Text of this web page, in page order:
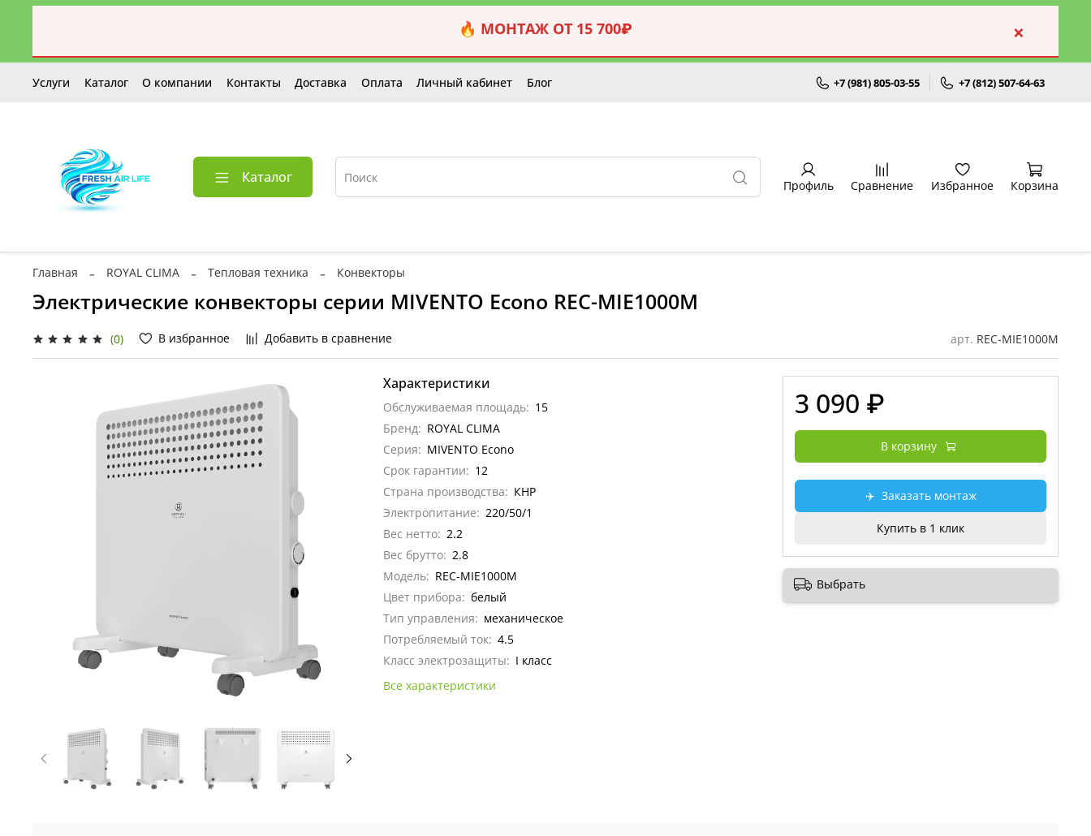
🔥 МОНТАЖ ОТ 15 700₽ ×
Услуги Каталог О компании Контакты Доставка Оплата Личный кабинет Блог +7 (981) 805-03-55 +7 (812) 507-64-63
Каталог Профиль Сравнение Избранное Корзина
Главная ROYAL CLIMA Тепловая техника Конвекторы
Электрические конвекторы серии MIVENTO Econo REC-MIE1000M
(0) В избранное Добавить в сравнение арт. REC-MIE1000M
Характеристики
Обслуживаемая площадь: 15
Бренд: ROYAL CLIMA
Серия: MIVENTO Econo
Срок гарантии: 12
Страна производства: КНР
Электропитание: 220/50/1
Вес нетто: 2.2
Вес брутто: 2.8
Модель: REC-MIE1000M
Цвет прибора: белый
Тип управления: механическое
Потребляемый ток: 4.5
Класс электрозащиты: I класс
Все характеристики
3 090 ₽
В корзину
✈️ Заказать монтаж
Купить в 1 клик
Выбрать